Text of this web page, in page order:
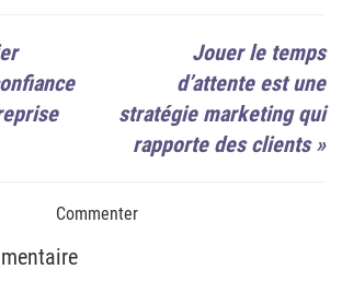
Jouer le temps
d’attente est une
stratégie marketing qui
rapporte des clients»
Commenter